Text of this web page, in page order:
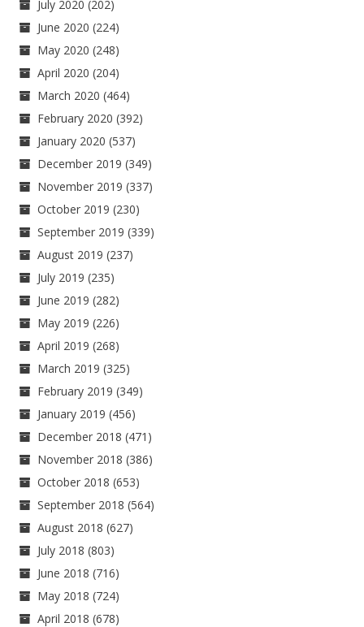
July 2020 (202)
June 2020 (224)
May 2020 (248)
April 2020 (204)
March 2020 (464)
February 2020 (392)
January 2020 (537)
December 2019 (349)
November 2019 (337)
October 2019 (230)
September 2019 (339)
August 2019 (237)
July 2019 (235)
June 2019 (282)
May 2019 (226)
April 2019 (268)
March 2019 (325)
February 2019 (349)
January 2019 (456)
December 2018 (471)
November 2018 (386)
October 2018 (653)
September 2018 (564)
August 2018 (627)
July 2018 (803)
June 2018 (716)
May 2018 (724)
April 2018 (678)